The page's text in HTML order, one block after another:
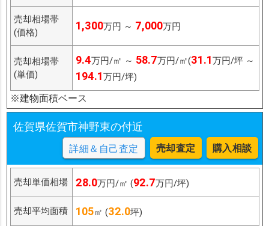
売却相場帯
(価格)
1,300万円 ～ 7,000万円
売却相場帯
(単価)
9.4万円/㎡ ～ 58.7万円/㎡(31.1万円/坪 ～
194.1万円/坪)
※建物面積ベース
佐賀県佐賀市神野東の付近
詳細＆自己査定 売却査定 購入相談
売却単価相場 28.0万円/㎡ (92.7万円/坪)
売却平均面積 105㎡ (32.0坪)